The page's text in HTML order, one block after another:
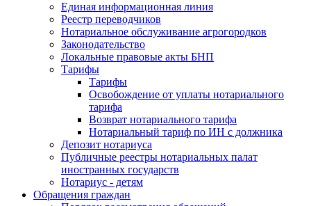
Единая информационная линия
Реестр переводчиков
Нотариальное обслуживание агрогородков
Законодательство
Локальные правовые акты БНП
Тарифы
Тарифы
Освобождение от уплаты нотариального
тарифа
Возврат нотариального тарифа
Нотариальный тариф по ИН с должника
Депозит нотариуса
Публичные реестры нотариальных палат
иностранных государств
Нотариус - детям
Обращения граждан